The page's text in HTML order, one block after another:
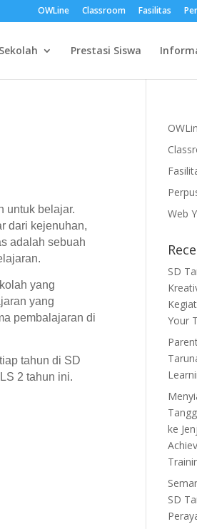
OWLine Classroom Fasilitas
Prestasi Siswa
untuk belajar.
dari kejenuhan,
adalah sebuah
yang
yang
pembalajaran di
tahun di SD
2 tahun ini.
Web
SD
Your
ke
SD